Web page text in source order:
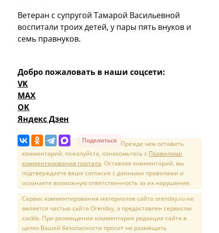
Ветеран с супругой Тамарой Васильевной
воспитали троих детей, у пары пять внуков и
семь правнуков.
Добро пожаловать в наши соцсети:
VK
MAX
OK
Яндекс Дзен
Поделиться Прежде чем оставить
комментарий, пожалуйста, ознакомьтесь с Правилами
комментирования портала. Оставляя комментарий, вы
подтверждаете ваше согласие с данными правилами и
осознаете возможную ответственность за их нарушение.
Сервис комментирования материалов сайта orenday.ru не
является частью сайта Orenday, а предоставлен сервисом
cackle. При размещении комментария редакция сайта в
целях Вашей безопасности просит не размещать